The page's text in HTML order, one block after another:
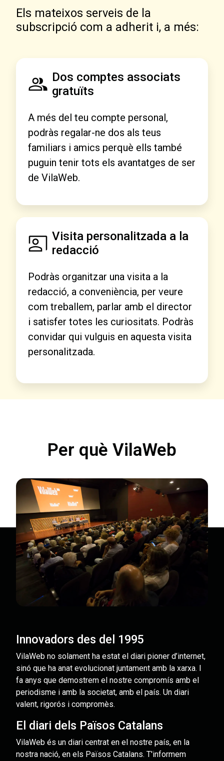
Els mateixos serveis de la
subscripció com a adherit i, a més:
Dos comptes associats
gratuïts
A més del teu compte personal,
podràs regalar-ne dos als teus
familiars i amics perquè ells també
puguin tenir tots els avantatges de ser
de VilaWeb.
Visita personalitzada a la
redacció
Podràs organitzar una visita a la
redacció, a conveniència, per veure
com treballem, parlar amb el director
i satisfer totes les curiositats. Podràs
convidar qui vulguis en aquesta visita
personalitzada.
Per què VilaWeb
Innovadors des del 1995
VilaWeb no solament ha estat el diari pioner d’internet,
sinó que ha anat evolucionat juntament amb la xarxa. I
fa anys que demostrem el nostre compromís amb el
periodisme i amb la societat, amb el país. Un diari
valent, rigorós i compromès.
El diari dels Països Catalans
VilaWeb és un diari centrat en el nostre país, en la
nostra nació, en els Països Catalans. T'informem